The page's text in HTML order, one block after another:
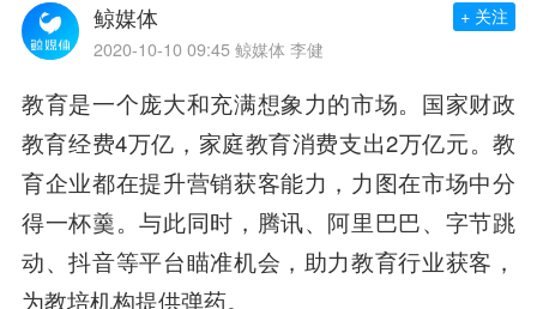
鲸媒体
2020-10-10 09:45 鲸媒体 李健
+ 关注
教育是一个庞大和充满想象力的市场。国家财政
教育经费4万亿，家庭教育消费支出2万亿元。教
育企业都在提升营销获客能力，力图在市场中分
得一杯羹。与此同时，腾讯、 阿里巴巴、 字节跳
动、抖音等平台瞄准机会，助力教育行业获客，
为教培机构提供弹药。